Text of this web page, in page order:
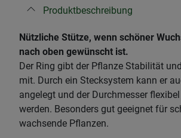
Produktbeschreibung
Nützliche Stütze, wenn schöner
nach oben gewünscht ist.
Der Ring gibt der Pflanze Stabilität
mit. Durch ein Stecksystem kann er
angelegt und der Durchmesser
werden. Besonders gut geeignet für
wachsende Pflanzen.